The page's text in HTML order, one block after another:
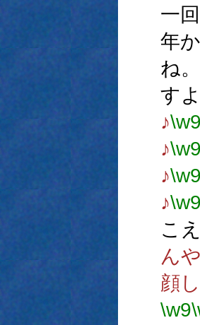
一
年か
ね。
すよ
♪\w9
♪\w9
♪\w9
♪\w9
こ
ん
顔
\w9